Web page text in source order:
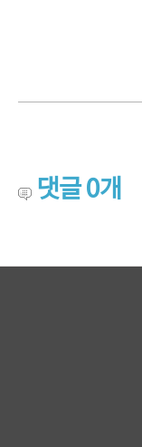
댓글0개